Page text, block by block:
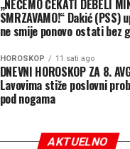
„NEĆEMO ČEKATI DEBELI
SMRZAVAMO!“ Dakić (PSS)
ne smije ponovo ostati bez
HOROSKOP 11 sati ago
DNEVNI HOROSKOP ZA 8.
Lavovima stiže poslovni
pod nogama
AKTUELNO